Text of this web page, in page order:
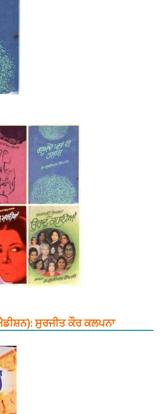
ਸੁਰਜੀਤ ਕੌਰ ਕਲਪਨਾ